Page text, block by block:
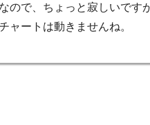
なので、ちょっと寂しいです
ャートは動きませんね。